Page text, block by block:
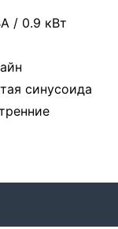
/ 0.9 кВт
синусоида